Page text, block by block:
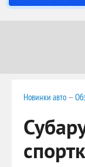
Новинки авто —